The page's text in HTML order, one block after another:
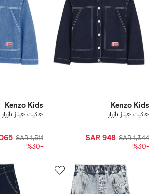
Kenzo Kids
جاكيت جينز بأزرار
SAR 1,344
SAR 948
-%30
Kenzo Kids
جاكيت جينز
SAR 1,511
-%30